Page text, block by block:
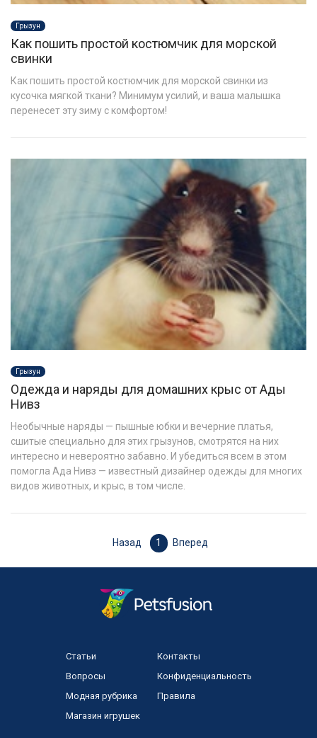
Грызун
Как пошить простой костюмчик для морской
свинки
Как пошить простой костюмчик для морской свинки из
кусочка мягкой ткани? Минимум усилий, и ваша малышка
перенесет эту зиму с комфортом!
Грызун
Одежда и наряды для домашних крыс от Ады
Нивз
Необычные наряды — пышные юбки и вечерние платья,
сшитые специально для этих грызунов, смотрятся на них
интересно и невероятно забавно. И убедиться всем в этом
помогла Ада Нивз — известный дизайнер одежды для многих
видов животных, и крыс, в том числе.
Назад 1 Вперед
Статьи
Вопросы
Модная рубрика
Магазин игрушек
Контакты
Конфиденциальность
Правила